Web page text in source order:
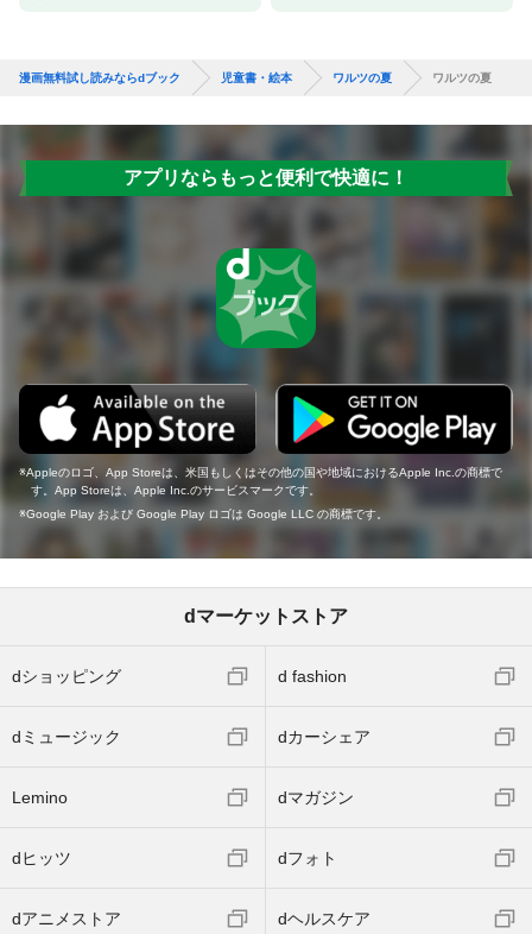
漫画無料試し読みならdブック 児童書・絵本 ワルツの夏 ワルツの夏
アプリならもっと便利で快適に！
Appleのロゴ、App Storeは、米国もしくはその他の国や地域におけるApple Inc.の商標で
す。App Storeは、Apple Inc.のサービスマークです。
Google Play および Google Play ロゴは Google LLC の商標です。
dマーケットストア
dショッピング d fashion
dミュージック dカーシェア
Lemino dマガジン
dヒッツ dフォト
dアニメストア dヘルスケア